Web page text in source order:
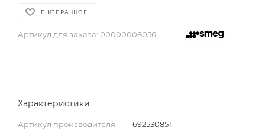
В ИЗБРАННОЕ
Артикул для заказа: 00000008056
Характеристики
Артикул производителя — 692530851